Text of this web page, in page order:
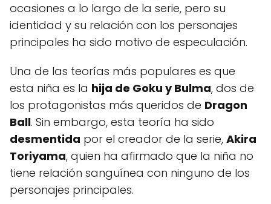
ocasiones a lo largo de la serie, pero su
identidad y su relación con los personajes
principales ha sido motivo de especulación.
Una de las teorías más populares es que
esta niña es la hija de Goku y Bulma, dos de
los protagonistas más queridos de Dragon
Ball. Sin embargo, esta teoría ha sido
desmentida por el creador de la serie, Akira
Toriyama, quien ha afirmado que la niña no
tiene relación sanguínea con ninguno de los
personajes principales.